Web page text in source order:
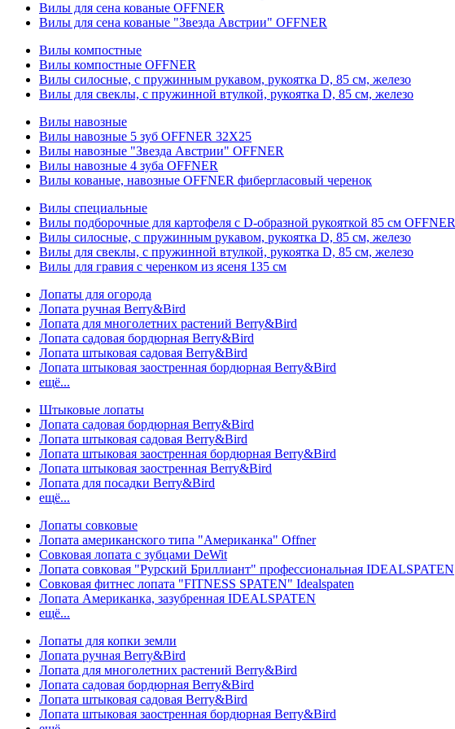
Вилы для сена кованые OFFNER
Вилы для сена кованые "Звезда Австрии" OFFNER
Вилы компостные
Вилы компостные OFFNER
Вилы силосные, с пружинным рукавом, рукоятка D, 85 см, железо
Вилы для свеклы, с пружинной втулкой, рукоятка D, 85 см, железо
Вилы навозные
Вилы навозные 5 зуб OFFNER 32X25
Вилы навозные "Звезда Австрии" OFFNER
Вилы навозные 4 зуба OFFNER
Вилы кованые, навозные OFFNER фибергласовый черенок
Вилы специальные
Вилы подборочные для картофеля с D-образной рукояткой 85 см OFFNER
Вилы силосные, с пружинным рукавом, рукоятка D, 85 см, железо
Вилы для свеклы, с пружинной втулкой, рукоятка D, 85 см, железо
Вилы для гравия с черенком из ясеня 135 см
Лопаты для огорода
Лопата ручная Berry&Bird
Лопата для многолетних растений Berry&Bird
Лопата садовая бордюрная Berry&Bird
Лопата штыковая садовая Berry&Bird
Лопата штыковая заостренная бордюрная Berry&Bird
ещё...
Штыковые лопаты
Лопата садовая бордюрная Berry&Bird
Лопата штыковая садовая Berry&Bird
Лопата штыковая заостренная бордюрная Berry&Bird
Лопата штыковая заостренная Berry&Bird
Лопата для посадки Berry&Bird
ещё...
Лопаты совковые
Лопата американского типа "Американка" Offner
Совковая лопата с зубцами DeWit
Лопата совковая "Рурский Бриллиант" профессиональная IDEALSPATEN
Совковая фитнес лопата "FITNESS SPATEN" Idealspaten
Лопата Американка, зазубренная IDEALSPATEN
ещё...
Лопаты для копки земли
Лопата ручная Berry&Bird
Лопата для многолетних растений Berry&Bird
Лопата садовая бордюрная Berry&Bird
Лопата штыковая садовая Berry&Bird
Лопата штыковая заостренная бордюрная Berry&Bird